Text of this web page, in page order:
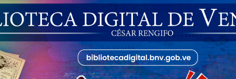
Bor Sánchez [material gráfico]
de la República de Venezuela año CXXXIII Mes V, Caracas 09 de